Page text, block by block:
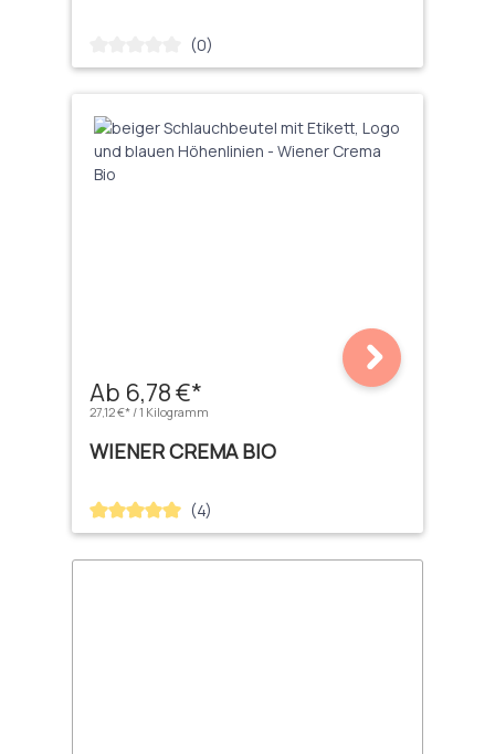
Durchschnittliche Bewertung von 0 von 5 Sternen
(0)
Ab 6,78 €*
27,12 €* / 1 Kilogramm
WIENER CREMA BIO
Durchschnittliche Bewertung von 5 von 5 Sternen
(4)